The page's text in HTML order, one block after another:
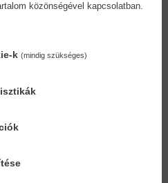
közönségével kapcsolatban.
k (mindig szükséges)